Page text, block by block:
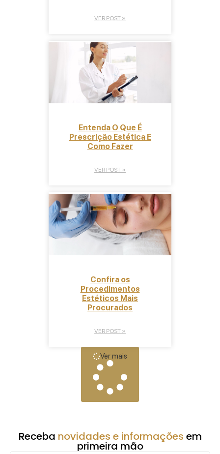
VER POST »
Entenda O Que É
Prescrição Estética E
Como Fazer
VER POST »
Confira os
Procedimentos
Estéticos Mais
Procurados
VER POST »
Ver mais
Receba novidades e informações em
primeira mão